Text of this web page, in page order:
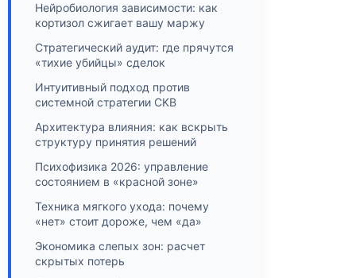
Нейробиология зависимости: как
кортизол сжигает вашу маржу
Стратегический аудит: где прячутся
«тихие убийцы» сделок
Интуитивный подход против
системной стратегии CKB
Архитектура влияния: как вскрыть
структуру принятия решений
Психофизика 2026: управление
состоянием в «красной зоне»
Техника мягкого ухода: почему
«нет» стоит дороже, чем «да»
Экономика слепых зон: расчет
скрытых потерь